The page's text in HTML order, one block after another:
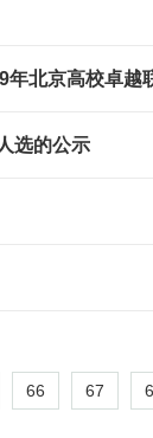
北京高校卓越
选的公示
66 67